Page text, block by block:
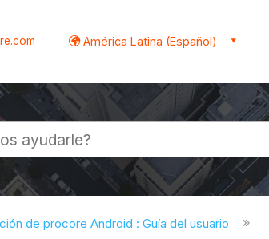
América Latina (Español)
de procore Android : Guía del usuario